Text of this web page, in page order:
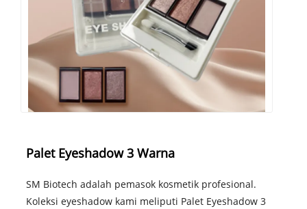
Palet Eyeshadow 3 Warna
SM Biotech adalah pemasok kosmetik profesional.
Koleksi eyeshadow kami meliputi Palet Eyeshadow 3